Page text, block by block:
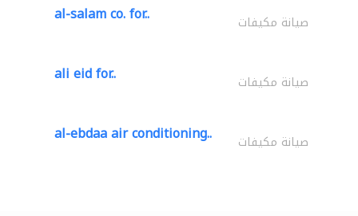
al-salam co. for.. صيانة مكيفات
ali eid for.. صيانة مكيفات
al-ebdaa air conditioning.. صيانة مكيفات